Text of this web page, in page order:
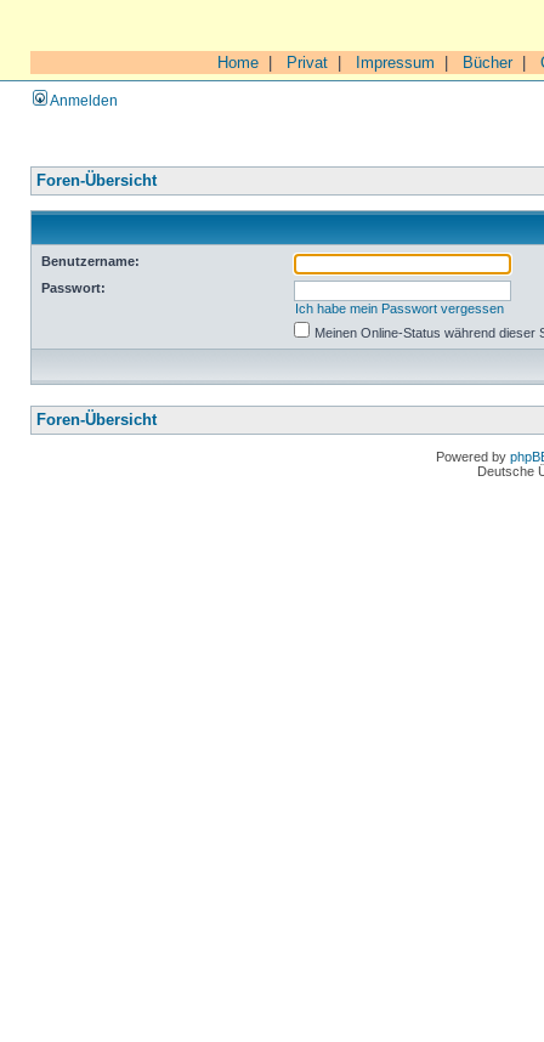
Home Privat Impressum Bücher|
Anmelden
Foren-Übersicht
Benutzername:
Passwort:
Ich habe mein Passwort vergessen
Meinen Online-Status während dieser
Foren-Übersicht
Powered by
Deutsche